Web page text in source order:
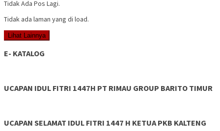
Tidak Ada Pos Lagi.
Tidak ada laman yang di load.
Lihat Lainnya
E- KATALOG
UCAPAN IDUL FITRI 1447H PT RIMAU GROUP BARITO TIMUR
UCAPAN SELAMAT IDUL FITRI 1447 H KETUA PKB KALTENG